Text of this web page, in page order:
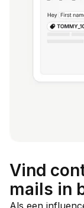
Vind
mails in
Als een